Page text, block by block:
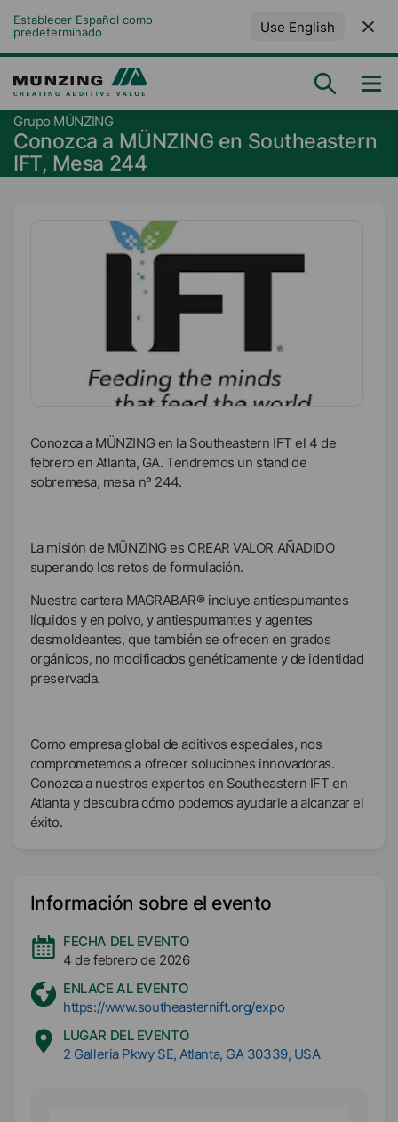
Establecer Español como
predeterminado
Use English
Grupo MÜNZING
Conozca a MÜNZING en Southeastern
IFT, Mesa 244
Conozca a MÜNZING en la Southeastern IFT el 4 de
febrero en Atlanta, GA. Tendremos un stand de
sobremesa, mesa nº 244.
La misión de MÜNZING es CREAR VALOR AÑADIDO
superando los retos de formulación.
Nuestra cartera MAGRABAR® incluye antiespumantes
líquidos y en polvo, y antiespumantes y agentes
desmoldeantes, que también se ofrecen en grados
orgánicos, no modificados genéticamente y de identidad
preservada.
Como empresa global de aditivos especiales, nos
comprometemos a ofrecer soluciones innovadoras.
Conozca a nuestros expertos en Southeastern IFT en
Atlanta y descubra cómo podemos ayudarle a alcanzar el
éxito.
Información sobre el evento
FECHA DEL EVENTO
4 de febrero de 2026
ENLACE AL EVENTO
https://www.southeasternift.org/expo
LUGAR DEL EVENTO
2 Galleria Pkwy SE, Atlanta, GA 30339, USA